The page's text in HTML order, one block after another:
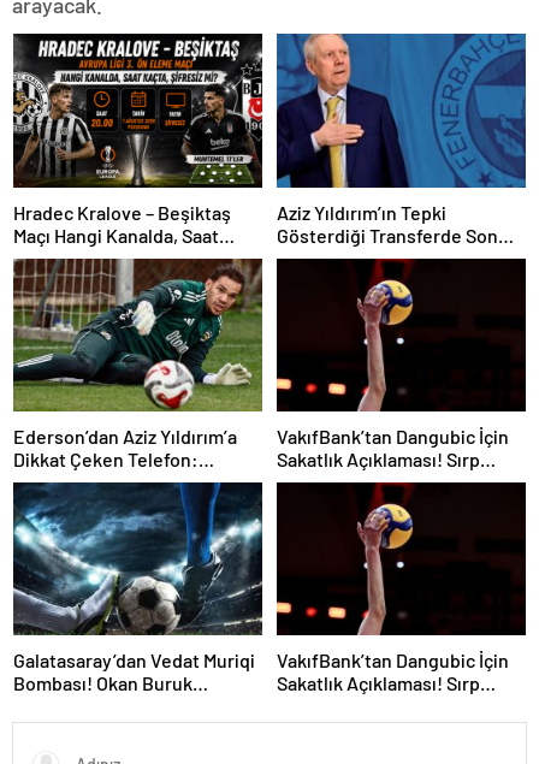
Hradec Kralove – Beşiktaş
Maçı Hangi Kanalda, Saat
Kaçta, Şifresiz Mi?
Aziz Yıldırım’ın Tepki
Gösterdiği Transferde Son
Durum! Oyuncunun Geleceği
Ederson’dan Aziz Yıldırım’a
Dikkat Çeken Telefon:
“Fenerbahçe’de Kalmak
İstiyorum” Mesajı
VakıfBank’tan Dangubic İçin
Sakatlık Açıklaması! Sırp
Yıldız Ameliyat Olacak
Galatasaray’dan Vedat Muriqi
Bombası! Okan Buruk
VakıfBank’tan Dangubic İçin
Sakatlık Açıklaması! Sırp